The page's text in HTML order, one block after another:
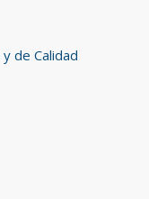
de Calidad